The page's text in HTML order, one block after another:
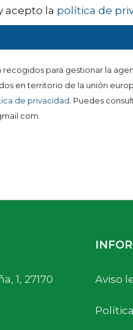
acepto la política de
recogidos para gestionar la
en territorio de la unión
de privacidad . Puedes
1, 27170
Aviso